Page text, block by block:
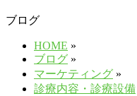
ブログ
HOME »
ブログ »
マーケティング »
診療内容・診療設備